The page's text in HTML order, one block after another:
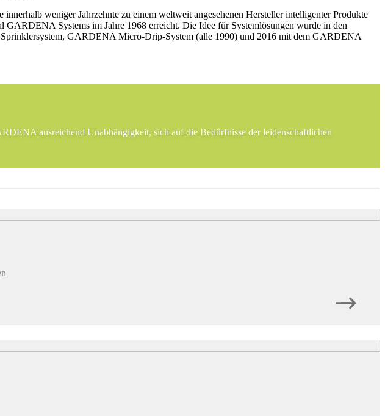
weniger Jahrzehnte zu einem weltweit angesehenen Hersteller intelligenter Produkte
Systems im Jahre 1968 erreicht. Die Idee für Systemlösungen wurde in den
GARDENA Micro-Drip-System (alle 1990) und 2016 mit dem GARDENA
ausreichend Unabhängigkeit, sich auf die Bedürfnisse der leidenschaftlichen